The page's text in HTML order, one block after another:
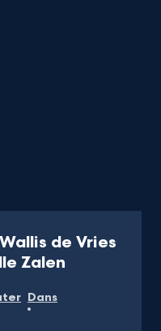
de Vries
Zalen
Dans